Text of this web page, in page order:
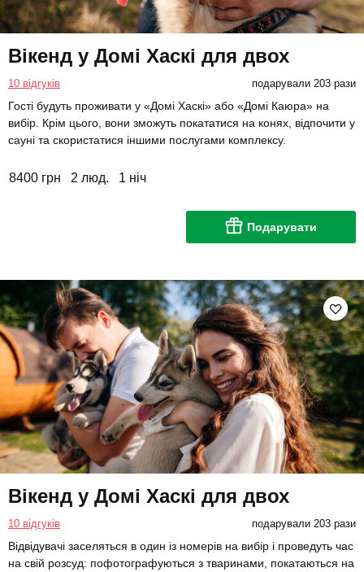
Вікенд у Домі Хаскі для двох
10 відгуків подарували 203 рази
Гості будуть проживати у «Домі Хаскі» або «Домі Каюра» на
вибір. Крім цього, вони зможуть покататися на конях, відпочити у
сауні та скористатися іншими послугами комплексу.
8400 грн 2 люд. 1 ніч
Подарувати
Вікенд у Домі Хаскі для двох
10 відгуків подарували 203 рази
Відвідувачі заселяться в один із номерів на вибір і проведуть час
на свій розсуд: пофотографуються з тваринами, покатаються на